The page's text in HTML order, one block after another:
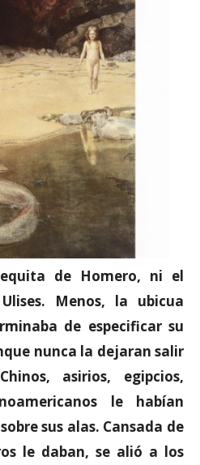
de Homero, ni el
Menos, la ubicua
de especificar su
nunca la dejaran salir
asirios, egipcios,
le habían
sus alas. Cansada de
le daban, se alió a los